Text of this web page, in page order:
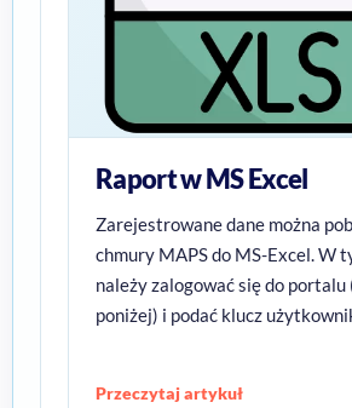
Raport w MS Excel
Zarejestrowane dane można
chmury MAPS do MS-Excel. W
należy zalogować się do portalu
poniżej) i podać klucz
Przeczytaj artykuł